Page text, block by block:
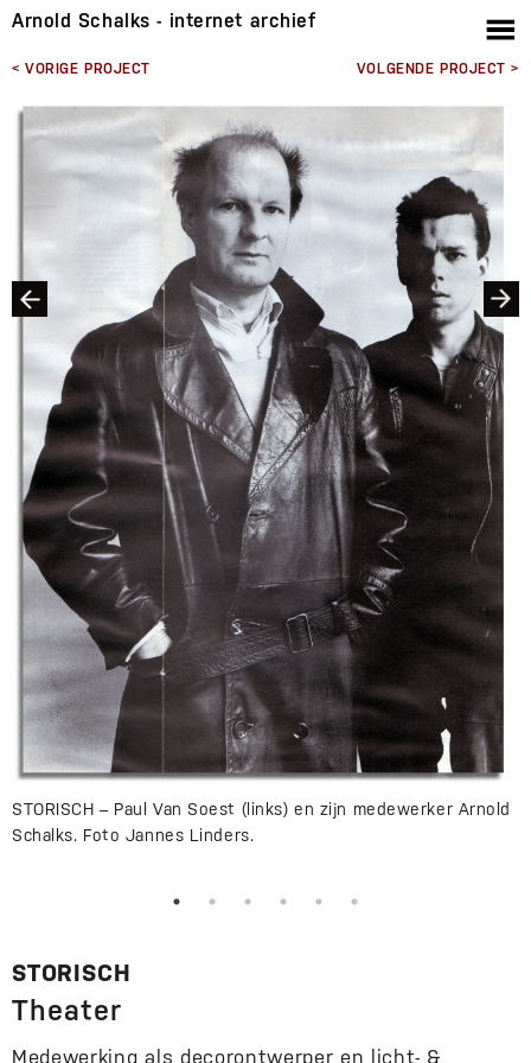
Arnold Schalks - internet archief
< VORIGE PROJECT VOLGENDE PROJECT >
STORISCH – Paul Van Soest (links) en zijn medewerker Arnold
Schalks. Foto Jannes Linders.
STORISCH
Theater
Medewerking als decorontwerper en licht- &